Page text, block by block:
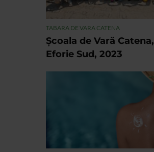
TABARA DE VARA CATENA
Școala de Vară Catena,
Eforie Sud, 2023